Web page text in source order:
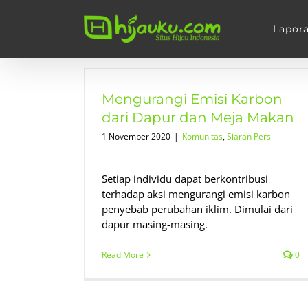
Mengurangi Emisi Karbon
dari Dapur dan Meja Makan
1 November 2020 | Komunitas,Siaran Pers
Setiap individu dapat berkontribusi
terhadap aksi mengurangi emisi karbon
penyebab perubahan iklim. Dimulai dari
dapur masing-masing.
Read More 0